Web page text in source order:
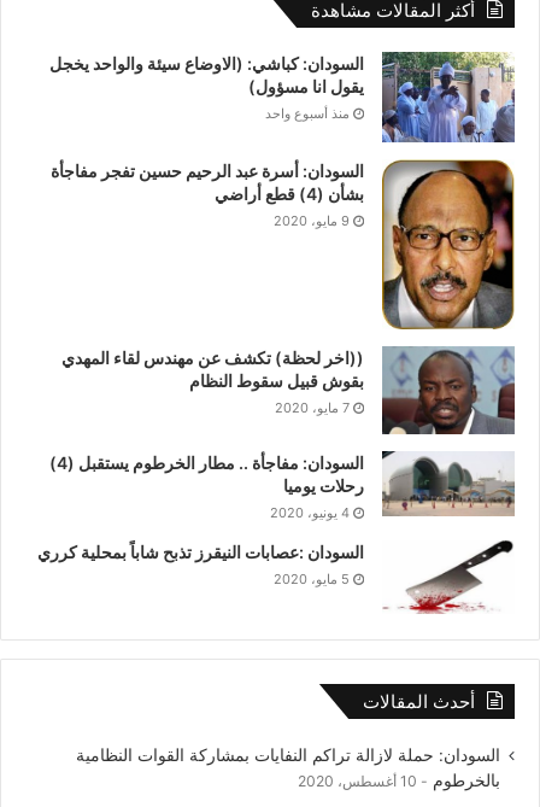
أكثر المقالات مشاهدة
السودان: كباشي: (الاوضاع سيئة والواحد يخجل
يقول انا مسؤول)
منذ أسبوع واحد
السودان: أسرة عبد الرحيم حسين تفجر مفاجأة
بشأن (4) قطع أراضي
9 مايو، 2020
((اخر لحظة) تكشف عن مهندس لقاء المهدي
بقوش قبيل سقوط النظام
7 مايو، 2020
السودان: مفاجأة .. مطار الخرطوم يستقبل (4)
رحلات يوميا
4 يونيو، 2020
السودان :عصابات النيقرز تذبح شاباً بمحلية كرري
5 مايو، 2020
أحدث المقالات
السودان: حملة لازالة تراكم النفايات بمشاركة القوات النظامية
بالخرطوم
10 أغسطس، 2020